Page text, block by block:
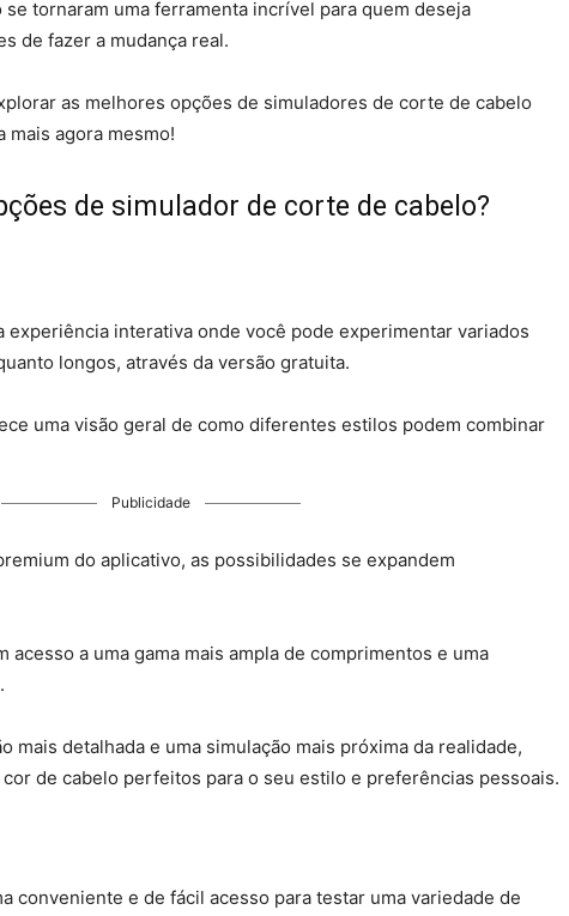
tornaram uma ferramenta incrível para quem deseja
de fazer a mudança real.
as melhores opções de simuladores de corte de cabelo
mais agora mesmo!
de simulador de corte de cabelo?
experiência interativa onde você pode experimentar variados
longos, através da versão gratuita.
uma visão geral de como diferentes estilos podem combinar
Publicidade
do aplicativo, as possibilidades se expandem
acesso a uma gama mais ampla de comprimentos e uma
mais detalhada e uma simulação mais próxima da realidade,
de cabelo perfeitos para o seu estilo e preferências pessoais.
conveniente e de fácil acesso para testar uma variedade de